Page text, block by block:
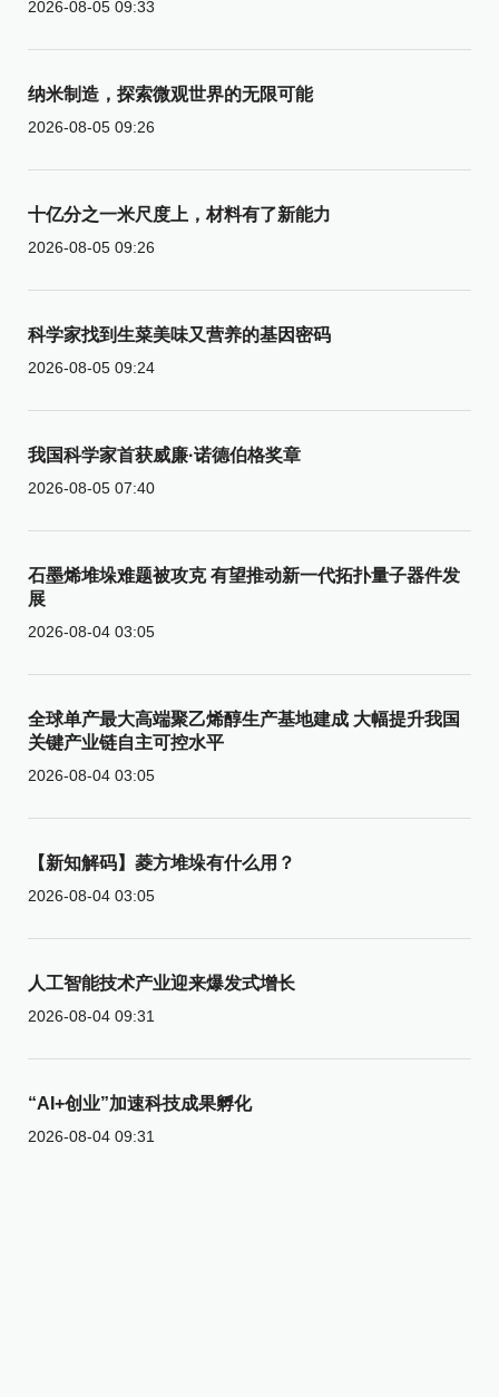
2026-08-05 09:33
纳米制造，探索微观世界的无限可能
2026-08-05 09:26
十亿分之一米尺度上，材料有了新能力
2026-08-05 09:26
科学家找到生菜美味又营养的基因密码
2026-08-05 09:24
我国科学家首获威廉·诺德伯格奖章
2026-08-05 07:40
石墨烯堆垛难题被攻克 有望推动新一代拓扑量子器件发
展
2026-08-04 03:05
全球单产最大高端聚乙烯醇生产基地建成 大幅提升我国
关键产业链自主可控水平
2026-08-04 03:05
【新知解码】菱方堆垛有什么用？
2026-08-04 03:05
人工智能技术产业迎来爆发式增长
2026-08-04 09:31
“AI+创业”加速科技成果孵化
2026-08-04 09:31